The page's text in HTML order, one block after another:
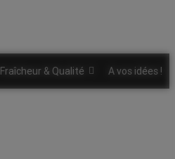
Fraîcheur & Qualité A vos idées !